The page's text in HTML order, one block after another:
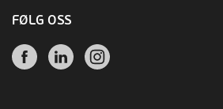
FØLG OSS